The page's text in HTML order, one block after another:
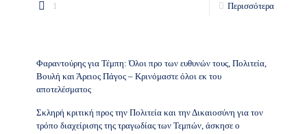
1 Περισσότερα
Φαραντούρης για Τέμπη: Όλοι προ των ευθυνών τους, Πολιτεία,
Βουλή και Άρειος Πάγος – Κρινόμαστε όλοι εκ του
αποτελέσματος
Σκληρή κριτική προς την Πολιτεία και την Δικαιοσύνη για τον
τρόπο διαχείρισης της τραγωδίας των Τεμπών, άσκησε ο